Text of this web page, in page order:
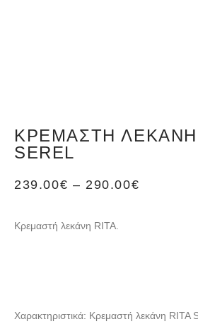
KΡΕΜΑΣΤΉ ΛΕΚΆΝΗ
SEREL
239.00€ – 290.00€
Κρεμαστή λεκάνη RITA.
Χαρακτηριστικά: Kρεμαστή λεκάνη RITA